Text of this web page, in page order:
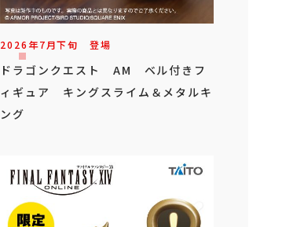
2026年7月下旬 登場
ドラゴンクエスト AM ベル付きフ
ィギュア キングスライム＆メタルキ
ング